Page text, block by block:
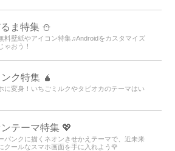
ま特集 ⛄
料壁紙やアイコン特集♫Androidをカスタマイズ
ゃおう！
ク特集 🧉
に変身！いちごミルクやタピオカのテーマはい
テーマ特集 💖
パンクに描くネオンきせかえテーマで、近未来
クールなスマホ画面を手に入れよう🌹